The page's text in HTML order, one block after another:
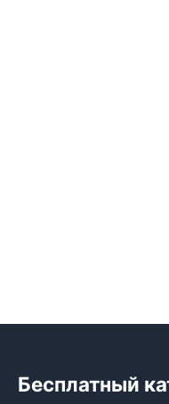
Бесплатный